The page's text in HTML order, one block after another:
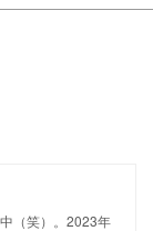
（笑）。2023年